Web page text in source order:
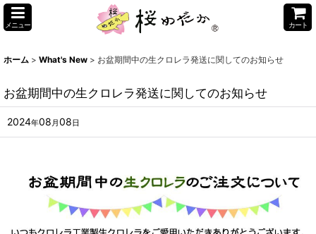
メニュー カート
ホーム > What's New > お盆期間中の生クロレラ発送に関してのお知らせ
お盆期間中の生クロレラ発送に関してのお知らせ
2024年08 月 08 日